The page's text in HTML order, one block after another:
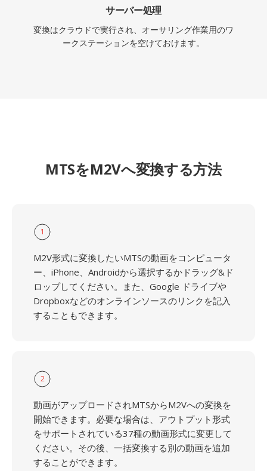
サーバー処理
変換はクラウドで実行され、オーサリング作業用のワ
ークステーションを空けておけます。
MTSをM2Vへ変換する方法
1
M2V形式に変換したいMTSの動画をコンピュータ
ー、iPhone、Androidから選択するかドラッグ&ド
ロップしてください。また、Google ドライブや
Dropboxなどのオンラインソースのリンクを記入
することもできます。
2
動画がアップロードされMTSからM2Vへの変換を
開始できます。必要な場合は、アウトプット形式
をサポートされている37種の動画形式に変更して
ください。その後、一括変換する別の動画を追加
することができます。